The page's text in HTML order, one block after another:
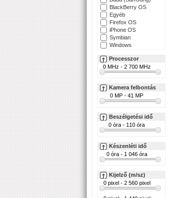
BlackBerry OS
Egyéb
Firefox OS
iPhone OS
Symbian
Windows
Processzor
Kamera felbontás
Beszélgetési idő
Készenléti idő
Kijelző (m/sz)